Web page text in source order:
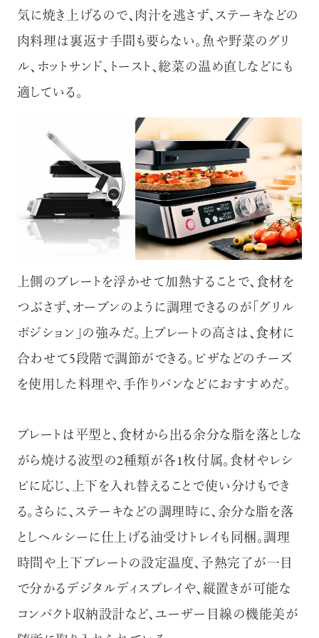
気に焼き上げるので、肉汁を逃さず、ステーキなどの
肉料理は裏返す手間も要らない。魚や野菜のグリ
ル、ホットサンド、トースト、総菜の温め直しなどにも
適している。
上側のプレートを浮かせて加熱することで、食材を
つぶさず、オーブンのように調理できるのが「グリル
ポジション」の強みだ。上プレートの高さは、食材に
合わせて5段階で調節ができる。ピザなどのチーズ
を使用した料理や、手作りパンなどにおすすめだ。
プレートは平型と、食材から出る余分な脂を落としな
がら焼ける波型の2種類が各1枚付属。食材やレシ
ピに応じ、上下を入れ替えることで使い分けもでき
る。さらに、ステーキなどの調理時に、余分な脂を落
としヘルシーに仕上げる油受けトレイも同梱。調理
時間や上下プレートの設定温度、予熱完了が一目
で分かるデジタルディスプレイや、縦置きが可能な
コンパクト収納設計など、ユーザー目線の機能美が